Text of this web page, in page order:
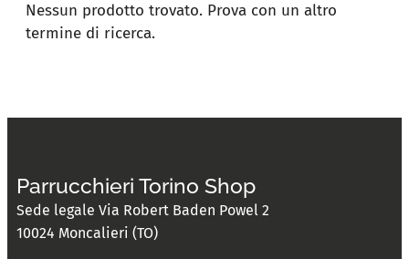
Nessun prodotto trovato. Prova con un altro
termine di ricerca.
Parrucchieri Torino Shop
Sede legale Via Robert Baden Powel 2
10024 Moncalieri (TO)